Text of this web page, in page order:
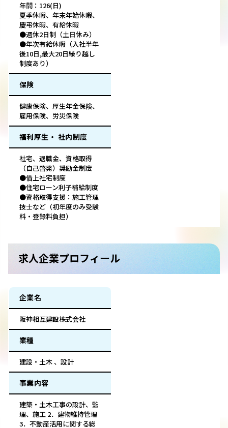
年間：126(日)
夏季休暇、年末年始休暇、
慶弔休暇、有給休暇
●週休2日制（土日休み）
●年次有給休暇（入社半年
後10日,最大20日繰り越し
制度あり）
保険
健康保険、厚生年金保険、
雇用保険、労災保険
福利厚生・ 社内制度
社宅、退職金、資格取得
（自己啓発）奨励金制度
●借上社宅制度
●住宅ローン利子補給制度
●資格取得支援：施工管理
技士など（初年度のみ受験
料・登録料負担）
求人企業プロフィール
企業名
阪神相互建設株式会社
業種
建設・土木 、設計
事業内容
建築・土木工事の設計、監
理、施工 2．建物維持管理
3．不動産活用に関する総